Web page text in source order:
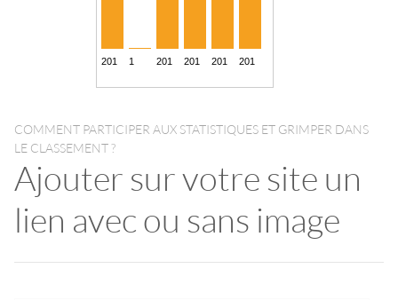
COMMENT PARTICIPER AUX STATISTIQUES ET GRIMPER DANS
LE CLASSEMENT ?
Ajouter sur votre site un
lien avec ou sans image